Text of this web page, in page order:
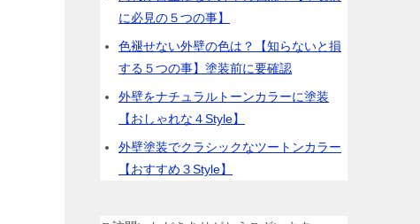
に必見の５つの事】
色褪せない外壁の色は？【知らないと損
する５つの事】塗装前に要確認
外壁をナチュラルトーンカラーに塗装
【おしゃれな４Style】
外壁塗装でクラシックなツートンカラー
【おすすめ３Style】